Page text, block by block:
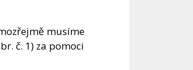
musíme
č. 1) za pomoci